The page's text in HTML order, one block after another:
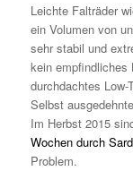
Leichte Falträder
ein Volumen von
sehr stabil und
kein empfindliches
durchdachtes
Selbst
Im Herbst 2015
Wochen durch
Problem.